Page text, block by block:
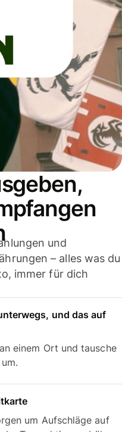
und
– alles was du
immer für dich
und das auf
einem Ort und tausche
um Aufschläge auf